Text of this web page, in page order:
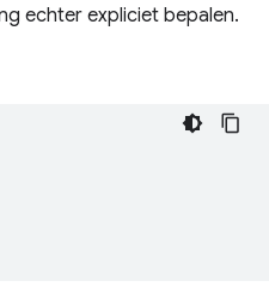
echter expliciet bepalen.